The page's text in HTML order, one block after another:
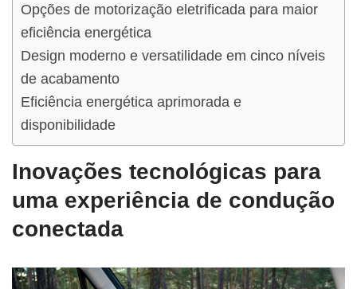
Opções de motorização eletrificada para maior
eficiência energética
Design moderno e versatilidade em cinco níveis
de acabamento
Eficiência energética aprimorada e
disponibilidade
Inovações tecnológicas para
uma experiência de condução
conectada